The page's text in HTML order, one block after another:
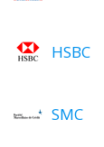
HSBC
SMC